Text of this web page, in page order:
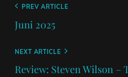
Beitragsnavigation
Previous
PREV ARTICLE
Juni 2025
Next
NEXT ARTICLE
Review: Steven Wilson –